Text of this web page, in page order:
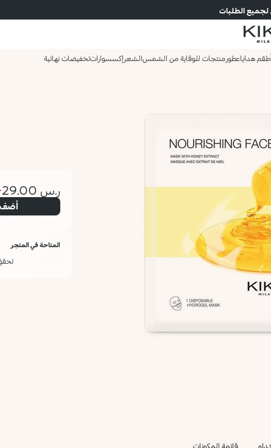
الطلبات
أطقم هداياعطورمنتجات للوقاية من الشمسالشعر إكسسواراتتخفيضات نهائية
ر.س 29.00
أضف
المتاحة في المتجر
قائمة المكونات